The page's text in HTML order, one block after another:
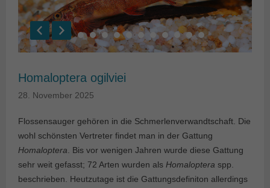
Homaloptera ogilviei
28. November 2025
Flossensauger gehören in die Schmerlenverwandtschaft. Die
wohl schönsten Vertreter findet man in der Gattung
Homaloptera . Bis vor wenigen Jahren wurde diese Gattung
sehr weit gefasst; 72 Arten wurden als Homaloptera spp.
beschrieben. Heutzutage ist die Gattungsdefiniton allerdings